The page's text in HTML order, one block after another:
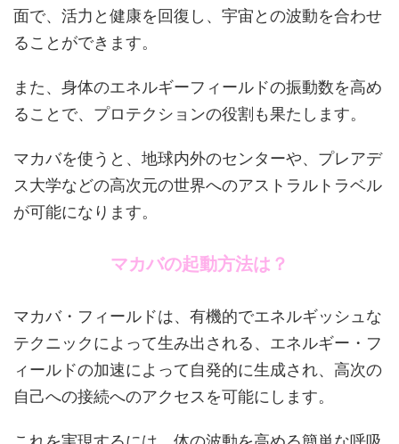
面で、活力と健康を回復し、宇宙との波動を合わせ
ることができます。
また、身体のエネルギーフィールドの振動数を高め
ることで、プロテクションの役割も果たします。
マカバを使うと、地球内外のセンターや、プレアデ
ス大学などの高次元の世界へのアストラルトラベル
が可能になります。
マカバの起動方法は？
マカバ・フィールドは、有機的でエネルギッシュな
テクニックによって生み出される、エネルギー・フ
ィールドの加速によって自発的に生成され、高次の
自己への接続へのアクセスを可能にします。